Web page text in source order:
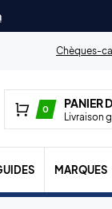
Chèques-
0 PANIER
Livraison
MARQUES